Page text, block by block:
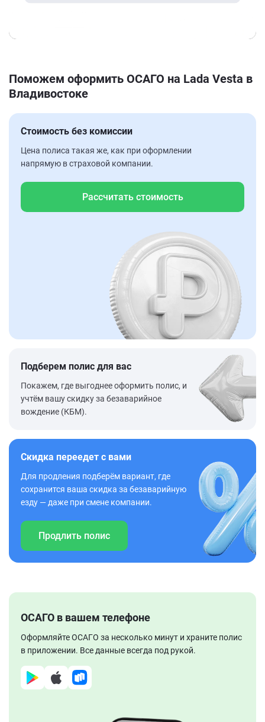
Поможем оформить ОСАГО на Lada Vesta в
Владивостоке
Стоимость без комиссии
Цена полиса такая же, как при оформлении
напрямую в страховой компании.
Рассчитать стоимость
Подберем полис для вас
Покажем, где выгоднее оформить полис, и
учтём вашу скидку за безаварийное
вождение (КБМ).
Скидка переедет с вами
Для продления подберём вариант, где
сохранится ваша скидка за безаварийную
езду — даже при смене компании.
Продлить полис
ОСАГО в вашем телефоне
Оформляйте ОСАГО за несколько минут и храните полис
в приложении. Все данные всегда под рукой.